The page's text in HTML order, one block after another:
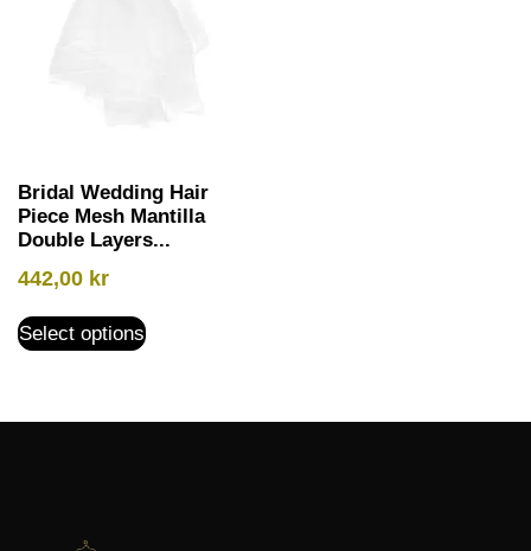
Bridal Wedding Hair
Piece Mesh Mantilla
Double Layers...
442,00 kr
Select options